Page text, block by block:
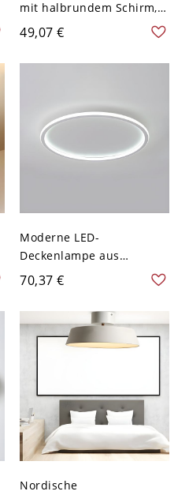
mit halbrundem Schirm,
Einzelbirne, metallische
Oberfläche in Weiß
49,07 €
Moderne LED-
Deckenlampe aus
Aluminium in runder
Form für Schlafzimmer -
Weiß 110V-120V 30,48 cm
Weißlicht
70,37 €
Nordische